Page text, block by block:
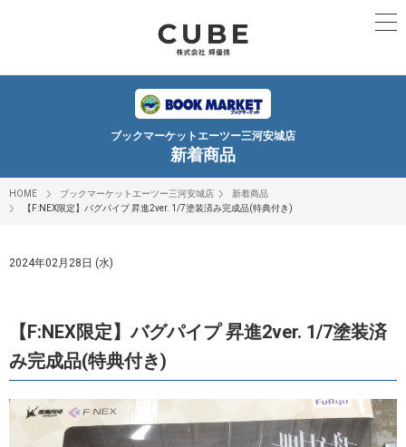
ブックマーケットエーツー三河安城店
新着商品
HOME ブックマーケットエーツー三河安城店
新着商品
【F:NEX限定】バグパイプ 昇進2ver. 1/7塗装済み完成品(特典付き)
2024年02月28日 (水)
【F:NEX限定】バグパイプ 昇進2ver. 1/7塗装済
み完成品(特典付き)